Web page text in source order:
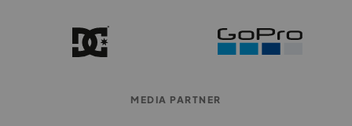
MEDIA PARTNER